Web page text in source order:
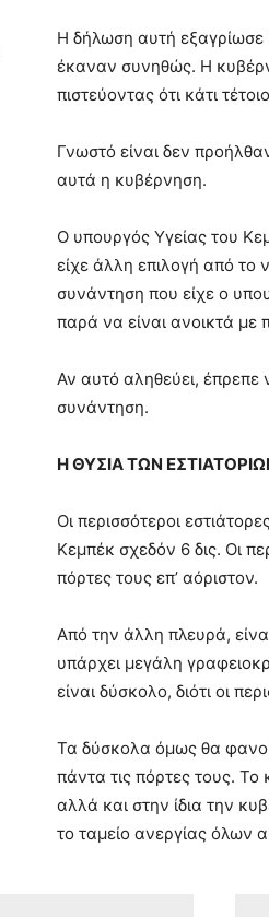
Η δήλωση αυτή εξαγρίωσε
έκαναν συνηθώς. Η
πιστεύοντας ότι κάτι
Γνωστό είναι δεν
αυτά η κυβέρνηση.
Ο υπουργός Υγείας του
είχε άλλη επιλογή από το
συνάντηση που είχε ο
παρά να είναι ανοικτά με
Αν αυτό αληθεύει, έπρεπε
συνάντηση.
Η ΘΥΣΙΑ ΤΩΝ
Οι περισσότεροι
Κεμπέκ σχεδόν 6 δις. Οι
πόρτες τους επ’ αόριστον.
Από την άλλη πλευρά,
υπάρχει μεγάλη
είναι δύσκολο, διότι οι
Τα δύσκολα όμως θα
πάντα τις πόρτες τους. Το
αλλά και στην ίδια την
το ταμείο ανεργίας όλων